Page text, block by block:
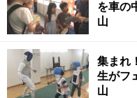
を車の
山
集まれ
生がフ
山